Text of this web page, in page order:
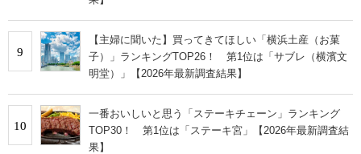
9
【主婦に聞いた】買ってきてほしい「横浜土産（お菓
子）」ランキングTOP26！ 第1位は「サブレ（横濱文
明堂）」【2026年最新調査結果】
10
一番おいしいと思う「ステーキチェーン」ランキング
TOP30！ 第1位は「ステーキ宮」【2026年最新調査結
果】